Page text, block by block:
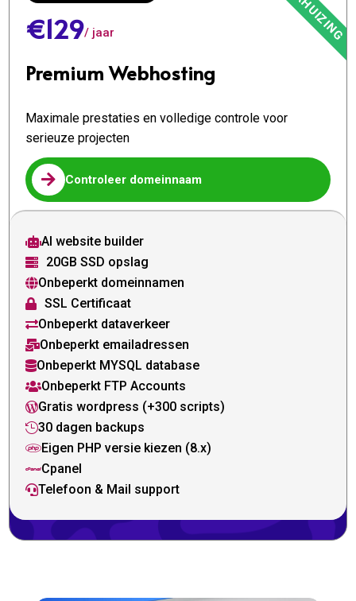
€129/ jaar
Premium Webhosting
Maximale prestaties en volledige controle voor
serieuze projecten
 Controleer domeinnaam
AI website builder
 20GB SSD opslag
Onbeperkt domeinnamen
 SSL Certificaat
Onbeperkt dataverkeer
Onbeperkt emailadressen
Onbeperkt MYSQL database
Onbeperkt FTP Accounts
Gratis wordpress (+300 scripts)
30 dagen backups
Eigen PHP versie kiezen (8.x)
Cpanel
Telefoon & Mail support